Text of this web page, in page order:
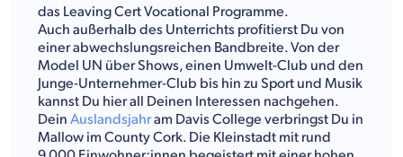
das Leaving Cert Vocational Programme.
Auch außerhalb des Unterrichts profitierst Du von
einer abwechslungsreichen Bandbreite. Von der
Model UN über Shows, einen Umwelt-Club und den
Junge-Unternehmer-Club bis hin zu Sport und Musik
kannst Du hier all Deinen Interessen nachgehen.
Dein Auslandsjahram Davis College verbringst Du in
Mallow im County Cork. Die Kleinstadt mit rund